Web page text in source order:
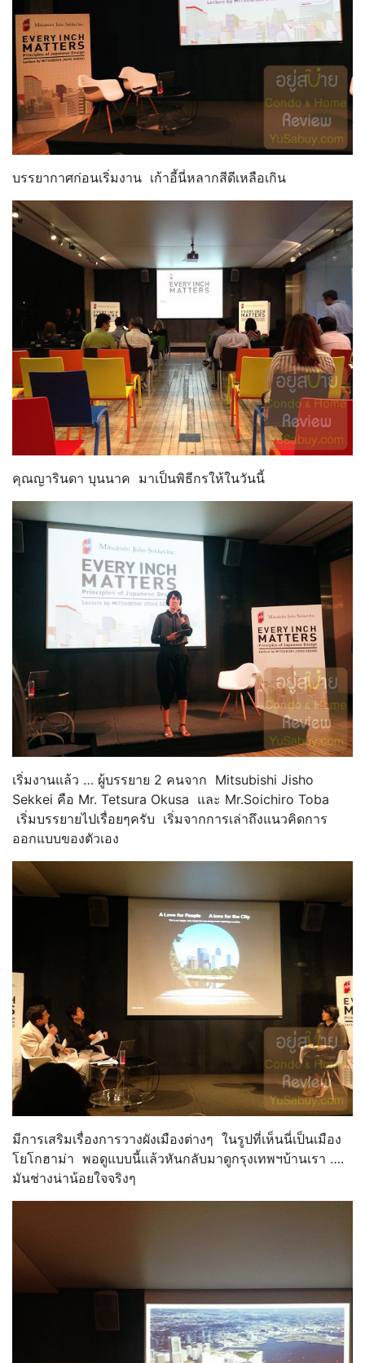
บรรยากาศก่อนเริ่มงาน เก้าอี้นี่หลากสีดีเหลือเกิน
คุณญารินดา บุนนาค มาเป็นพิธีกรให้ในวันนี้
เริ่มงานแล้ว … ผู้บรรยาย 2 คนจาก Mitsubishi Jisho
Sekkei คือ Mr. Tetsura Okusa และ Mr.Soichiro Toba
เริ่มบรรยายไปเรื่อยๆครับ เริ่มจากการเล่าถึงแนวคิดการ
ออกแบบของตัวเอง
มีการเสริมเรื่องการวางผังเมืองต่างๆ ในรูปที่เห็นนี่เป็นเมือง
โยโกฮาม่า พอดูแบบนี้แล้วหันกลับมาดูกรุงเทพฯบ้านเรา ….
มันช่างน่าน้อยใจจริงๆ